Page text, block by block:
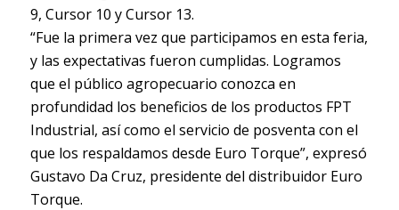
9, Cursor 10 y Cursor 13.
“Fue la primera vez que participamos en esta feria,
y las expectativas fueron cumplidas. Logramos
que el público agropecuario conozca en
profundidad los beneficios de los productos FPT
Industrial, así como el servicio de posventa con el
que los respaldamos desde Euro Torque”, expresó
Gustavo Da Cruz, presidente del distribuidor Euro
Torque.